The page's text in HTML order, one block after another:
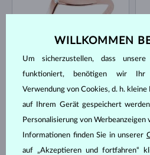
ROSÉGOLD
DIAMANT
474 €
WILLKOMMEN
Um sicherzustellen, dass unsere
funktioniert, benötigen wir Ihr
Verwendung von Cookies, d. h.
auf Ihrem Gerät gespeichert
Personalisierung von
Informationen finden Sie in unserer
auf „Akzeptieren und fortfahren“